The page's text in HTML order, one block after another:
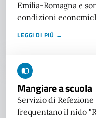
Emilia-Romagna e
condizioni
LEGGI DI PIÙ →
Mangiare a scuola
Servizio di
frequentano il nido